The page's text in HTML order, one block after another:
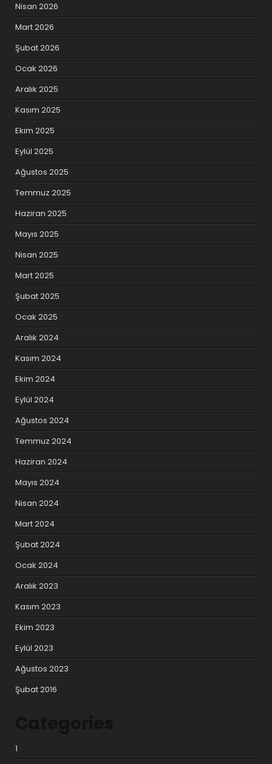
Nisan 2026
Mart 2026
Şubat 2026
Ocak 2026
Aralık 2025
Kasım 2025
Ekim 2025
Eylül 2025
Ağustos 2025
Temmuz 2025
Haziran 2025
Mayıs 2025
Nisan 2025
Mart 2025
Şubat 2025
Ocak 2025
Aralık 2024
Kasım 2024
Ekim 2024
Eylül 2024
Ağustos 2024
Temmuz 2024
Haziran 2024
Mayıs 2024
Nisan 2024
Mart 2024
Şubat 2024
Ocak 2024
Aralık 2023
Kasım 2023
Ekim 2023
Eylül 2023
Ağustos 2023
Şubat 2016
1